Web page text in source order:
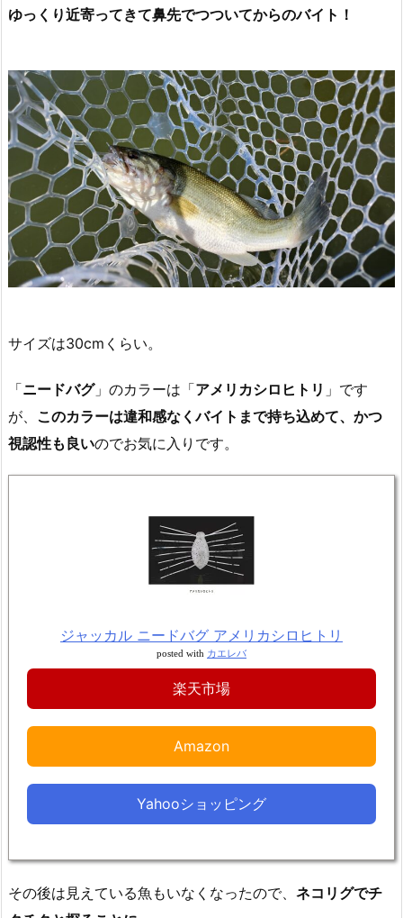
ゆっくり近寄ってきて鼻先でつついてからのバイト！
サイズは30cmくらい。
「ニードバグ」のカラーは「アメリカシロヒトリ 」です
が、 このカラーは違和感なくバイトまで持ち込めて、かつ
視認性も良いのでお気に入りです。
ジャッカル ニードバグ アメリカシロヒトリ
posted with カエレバ
楽天市場
Amazon
Yahooショッピング
その後は見えている魚もいなくなったので、 ネコリグでチ